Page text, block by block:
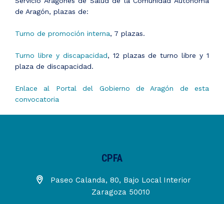
de Aragón, plazas de:
Turno de promoción interna, 7 plazas.
Turno libre y discapacidad, 12 plazas de turno libre y 1
plaza de discapacidad.
Enlace al Portal del Gobierno de Aragón de esta
convocatoria
CPFA
Paseo Calanda, 80, Bajo Local Interior
Zaragoza 50010